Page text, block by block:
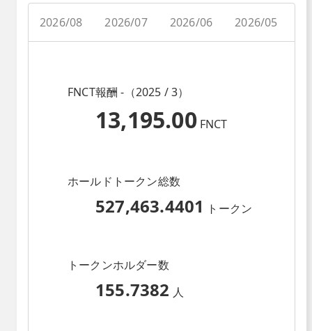
2026/08 2026/07 2026/06 2026/05
FNCT報酬 -（2025 / 3）
13,195.00 FNCT
ホールドトークン総数
527,463.4401 トークン
トークンホルダー数
155.7382 人